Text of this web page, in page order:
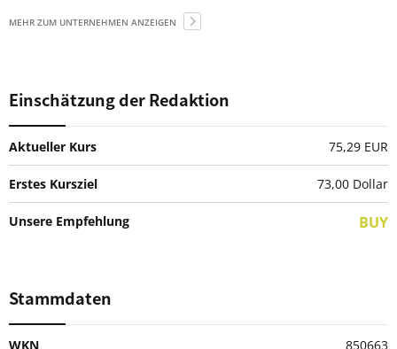
MEHR ZUM UNTERNEHMEN ANZEIGEN
Einschätzung der Redaktion
Aktueller Kurs 75,29 EUR
Erstes Kursziel 73,00 Dollar
Unsere Empfehlung BUY
Stammdaten
WKN 850663